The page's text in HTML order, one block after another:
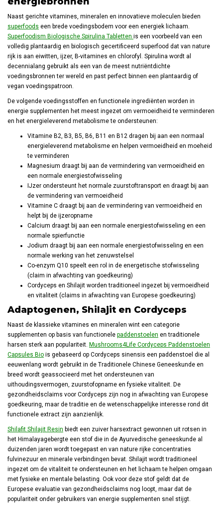
Naast gerichte vitamines, mineralen en innovatieve moleculen bieden
superfoods een brede voedingsbodem voor een energiek lichaam.
Superfoodism Biologische Spirulina Tabletten is een voorbeeld van een
volledig plantaardig en biologisch gecertificeerd superfood dat van nature
rijk is aan eiwitten, ijzer, B-vitamines en chlorofyl. Spirulina wordt al
decennialang gebruikt als een van de meest nutriëntdichte
voedingsbronnen ter wereld en past perfect binnen een plantaardig of
vegan voedingspatroon.
De volgende voedingsstoffen en functionele ingrediënten worden in
energie supplementen het meest ingezet om vermoeidheid te verminderen
en het energieleverend metabolisme te ondersteunen:
Vitamine B2, B3, B5, B6, B11 en B12 dragen bij aan een normaal
energieleverend metabolisme en helpen vermoeidheid en moeheid
te verminderen
Magnesium draagt bij aan de vermindering van vermoeidheid en
een normale energiestofwisseling
IJzer ondersteunt het normale zuurstoftransport en draagt bij aan
de vermindering van vermoeidheid
Vitamine C draagt bij aan de vermindering van vermoeidheid en
helpt bij de ijzeropname
Calcium draagt bij aan een normale energiestofwisseling en een
normale spierfunctie
Jodium draagt bij aan een normale energiestofwisseling en een
normale werking van het zenuwstelsel
Co-enzym Q10 speelt een rol in de energetische stofwisseling
(claim in afwachting van goedkeuring)
Cordyceps en Shilajit worden traditioneel ingezet bij vermoeidheid
en vitaliteit (claims in afwachting van Europese goedkeuring)
Adaptogenen, Shilajit en Cordyceps
Naast de klassieke vitamines en mineralen wint een categorie
supplementen op basis van functionele paddenstoelen en traditionele
harsen sterk aan populariteit. Mushrooms4Life Cordyceps Paddenstoelen
Capsules Bio is gebaseerd op Cordyceps sinensis een paddenstoel die al
eeuwenlang wordt gebruikt in de Traditionele Chinese Geneeskunde en
breed wordt geassocieerd met het ondersteunen van
uithoudingsvermogen, zuurstofopname en fysieke vitaliteit. De
gezondheidsclaims voor Cordyceps zijn nog in afwachting van Europese
goedkeuring, maar de traditie en de wetenschappelijke interesse rond dit
functionele extract zijn aanzienlijk.
Shilafit Shilajit Resin biedt een zuiver harsextract gewonnen uit rotsen in
het Himalayagebergte een stof die in de Ayurvedische geneeskunde al
duizenden jaren wordt toegepast en van nature rijke concentraties
fulvinezuur en minerale verbindingen bevat. Shilajit wordt traditioneel
ingezet om de vitaliteit te ondersteunen en het lichaam te helpen omgaan
met fysieke en mentale belasting. Ook voor deze stof geldt dat de
Europese evaluatie van gezondheidsclaims nog loopt, maar dat de
populariteit onder gebruikers van energie supplementen snel stijgt.